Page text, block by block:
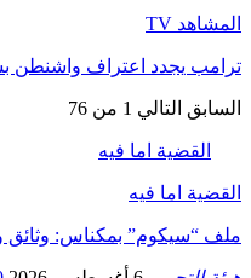
المشاهد TV
ترامب يجدد اعتراف واشنطن
السابق التالي 1 من 76
القضية اما فيه
القضية اما فيه
ملف “سيكوم” بمكناس: وثائق